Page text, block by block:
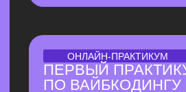
ПЕРЕВЕРНЕТ ВАШЕ
ПРЕДСТАВЛЕНИЕ
О ЗАРАБОТКЕ НА ИИ
Как делать на ИИ больше, чем
программисты
без программирования?